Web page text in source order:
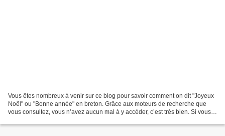
Vous êtes nombreux à venir sur ce blog pour savoir comment on dit "Joyeux
Noël" ou "Bonne année" en breton. Grâce aux moteurs de recherche que
vous consultez, vous n’avez aucun mal à y accéder, c’est très bien. Si vous